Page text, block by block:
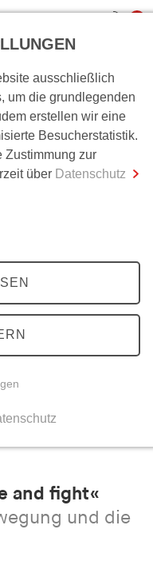
0,00 €
Zur Kasse
and fight«
und die
ausschließlich
um die grundlegenden
erstellen wir eine
Besucherstatistik.
Zustimmung zur
über Datenschutz
eine Webseite
Grundfunktionen
auf sichere
Die Webseite
richtig